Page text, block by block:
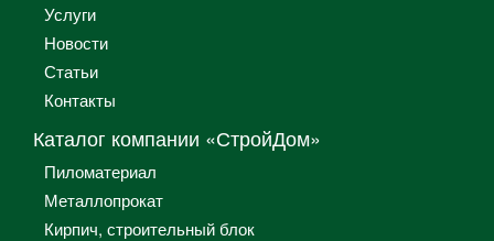
Услуги
Новости
Статьи
Контакты
Каталог компании «СтройДом»
Пиломатериал
Металлопрокат
Кирпич, строительный блок